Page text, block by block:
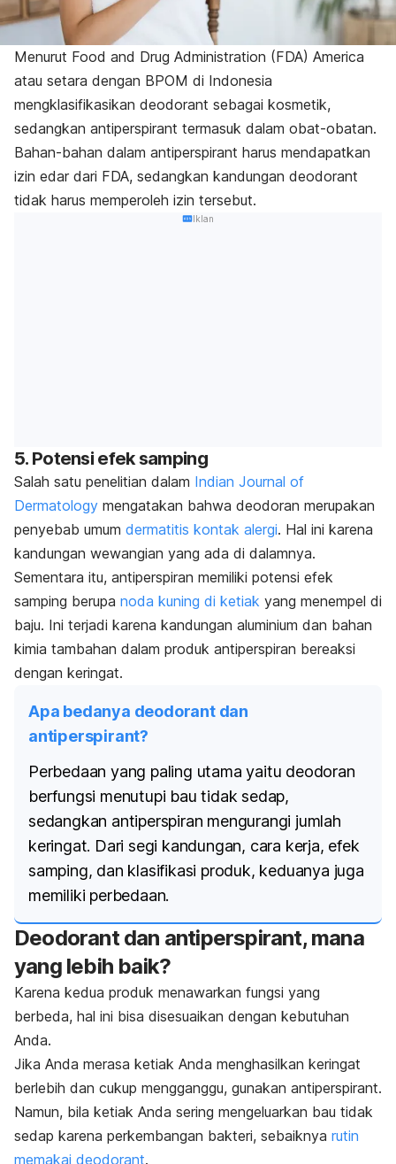
Menurut Food and Drug Administration (FDA) America
atau setara dengan BPOM di Indonesia
mengklasifikasikan deodorant sebagai kosmetik,
sedangkan antiperspirant termasuk dalam obat-obatan.
Bahan-bahan dalam antiperspirant harus mendapatkan
izin edar dari FDA, sedangkan kandungan deodorant
tidak harus memperoleh izin tersebut.
Iklan
5. Potensi efek samping
Salah satu penelitian dalam Indian Journal of
Dermatology mengatakan bahwa deodoran merupakan
penyebab umum dermatitis kontak alergi. Hal ini karena
kandungan wewangian yang ada di dalamnya.
Sementara itu, antiperspiran memiliki potensi efek
samping berupa noda kuning di ketiak yang menempel di
baju. Ini terjadi karena kandungan aluminium dan bahan
kimia tambahan dalam produk antiperspiran bereaksi
dengan keringat.
Apa bedanya deodorant dan
antiperspirant?
Perbedaan yang paling utama yaitu deodoran
berfungsi menutupi bau tidak sedap,
sedangkan antiperspiran mengurangi jumlah
keringat. Dari segi kandungan, cara kerja, efek
samping, dan klasifikasi produk, keduanya juga
memiliki perbedaan.
Deodorantdan antiperspirant, mana
yang lebih baik?
Karena kedua produk menawarkan fungsi yang
berbeda, hal ini bisa disesuaikan dengan kebutuhan
Anda.
Jika Anda merasa ketiak Anda menghasilkan keringat
berlebih dan cukup mengganggu, gunakan antiperspirant.
Namun, bila ketiak Anda sering mengeluarkan bau tidak
sedap karena perkembangan bakteri, sebaiknya rutin
memakai deodorant.